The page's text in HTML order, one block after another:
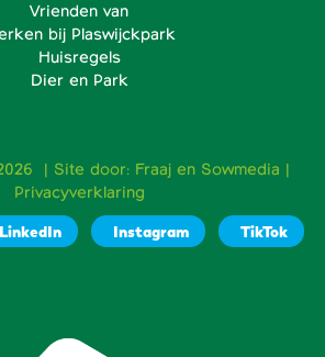
Vrienden van
bij Plaswijckpark
Huisregels
Dier en Park
| Site door: Fraaj en Sowmedia |
Privacyverklaring
LinkedIn Instagram TikTok